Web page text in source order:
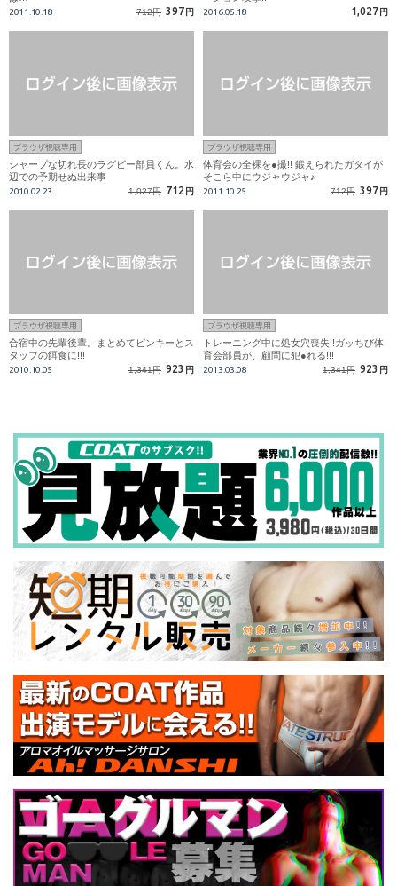
2011.10.18 712円 397 円 2016.05.18 1,027 円
ブラウザ視聴専用
シャープな切れ長のラグビー部員くん。水
辺での予期せぬ出来事
2010.02.23 1,027円 712 円
ブラウザ視聴専用
体育会の全裸を●撮!! 鍛えられたガタイが
そこら中にウジャウジャ♪
2011.10.25 712円 397 円
ブラウザ視聴専用
合宿中の先輩後輩。まとめてピンキーとス
タッフの餌食に!!!
2010.10.05 1,341円 923 円
ブラウザ視聴専用
トレーニング中に処女穴喪失!!ガッちび体
育会部員が、顧問に犯●れる!!!
2013.03.08 1,341円 923 円